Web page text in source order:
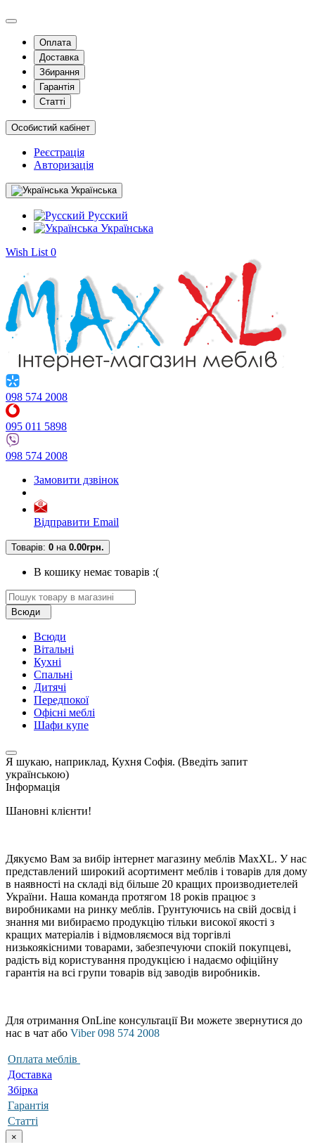
Оплата
Доставка
Збирання
Гарантія
Статті
Особистий кабінет
Реєстрація
Авторизація
Українська
Русский
Українська
Wish List 0
098 574 2008
095 011 5898
098 574 2008
Замовити дзвінок
Відправити Email
Товарів: 0 на 0.00грн.
В кошику немає товарів :(
Всюди
Всюди
Вітальні
Кухні
Спальні
Дитячі
Передпокої
Офісні меблі
Шафи купе
Я шукаю, наприклад, Кухня Софія. (Введіть запит
українською)
Інформація
Шановні клієнти!
Дякуємо Вам за вибір інтернет магазину меблів MaxXL. У нас
представлений широкий асортимент меблів і товарів для дому
в наявності на складі від більше 20 кращих производиетелей
України. Наша команда протягом 18 років працює з
виробниками на ринку меблів. Грунтуючись на свій досвід і
знання ми вибираємо продукцію тільки високої якості з
кращих матеріалів і відмовляємося від торгівлі
низькоякісними товарами, забезпечуючи спокій покупцеві,
радість від користування продукцією і надаємо офіційну
гарантія на всі групи товарів від заводів виробників.
Для отримання OnLine консультації Ви можете звернутися до
нас в чат або Viber 098 574 2008
Оплата меблів
Доставка
Збірка
Гарантія
Статті
×